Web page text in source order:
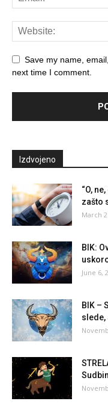
Save my name,
next time I comment.
Izdvojeno
“O,
zašto
March
BIK:
June 6,
BIK –
slede,